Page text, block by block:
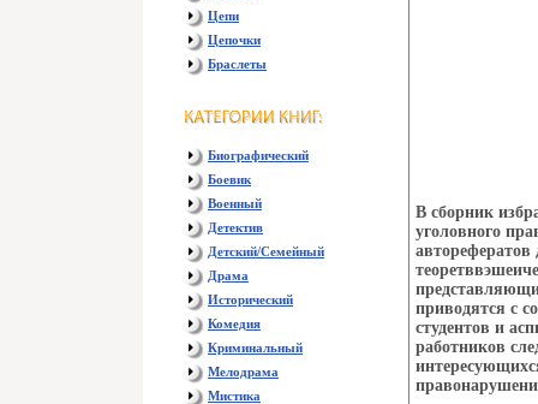
Цепи
Цепочки
Браслеты
Биографический
Боевик
Военный
Детектив
Детский/Семейный
Драма
Исторический
Комедия
Криминальный
Мелодрама
Мистика
В сборник
уголовного
авторефератов
приводятся с
студентов и
работников